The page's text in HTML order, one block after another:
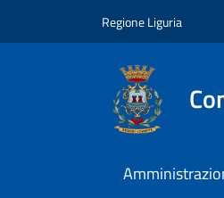
Regione Liguria